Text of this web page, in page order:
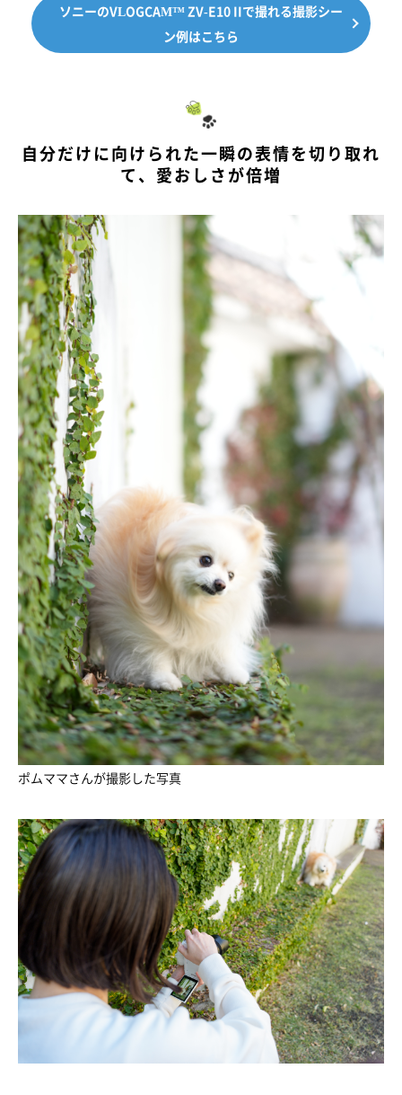
ソニーのVLOGCAM™ ZV-E10 IIで撮れる撮影シー
ン例はこちら
自分だけに向けられた一瞬の表情を切り取れ
て、愛おしさが倍増
ポムママさんが撮影した写真